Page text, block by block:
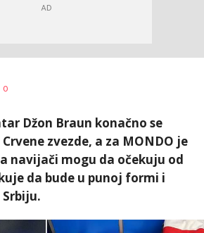
0
Džon Braun konačno se
zvezde, a za MONDO je
navijači mogu da očekuju od
da bude u punoj formi i